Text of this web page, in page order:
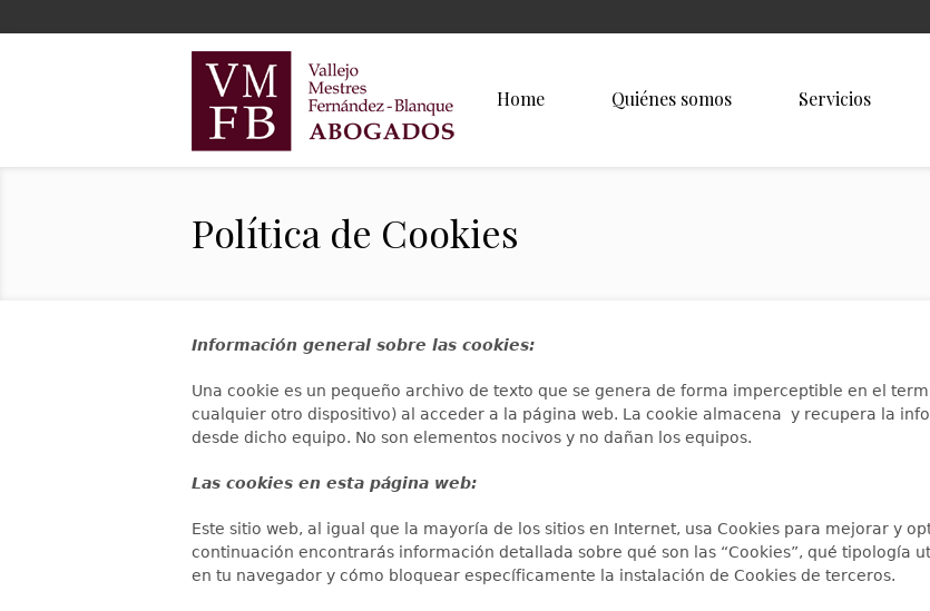
Home Quiénes somos Servicios
Política de Cookies
Información general sobre las cookies:
Una cookie es un pequeño archivo de texto que se genera de forma imperceptible en el
cualquier otro dispositivo) al acceder a la página web. La cookie almacena y recupera la
desde dicho equipo. No son elementos nocivos y no dañan los equipos.
Las cookies en esta página web:
Este sitio web, al igual que la mayoría de los sitios en Internet, usa Cookies para mejorar y
continuación encontrarás información detallada sobre qué son las “Cookies”, qué tipología
en tu navegador y cómo bloquear específicamente la instalación de Cookies de terceros.